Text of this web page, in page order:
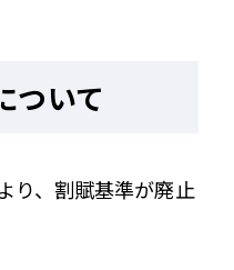
ついて
り、割賦基準が廃止